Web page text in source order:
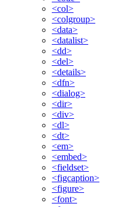
<col>
<colgroup>
<data>
<datalist>
<dd>
<del>
<details>
<dfn>
<dialog>
<dir>
<div>
<dl>
<dt>
<em>
<embed>
<fieldset>
<figcaption>
<figure>
<font>